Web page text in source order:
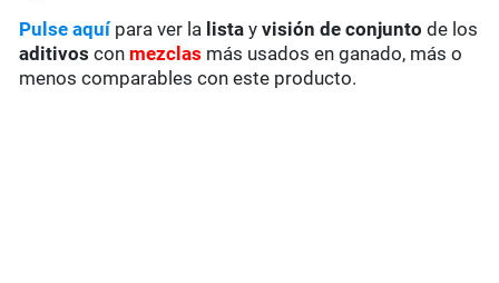
Pulse aquípara ver la lista yvisión de conjunto de los
aditivos con mezclas más usados en ganado, más o
menos comparables con este producto.